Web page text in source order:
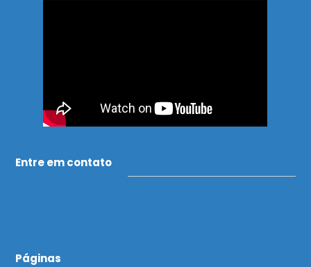
Entre em contato
Páginas